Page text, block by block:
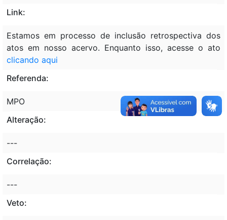
Link:
Estamos em processo de inclusão retrospectiva dos
atos em nosso acervo. Enquanto isso, acesse o ato
clicando aqui
Referenda:
MPO
Alteração:
---
Correlação:
---
Veto: